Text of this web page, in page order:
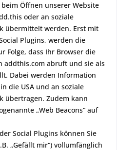
Öffnen unserer Website
oder an soziale
übermittelt werden. Erst mit
Plugins, werden die
Folge, dass Ihr Browser die
addthis.com abruft und sie als
Dabei werden Information
die USA und an soziale
übertragen. Zudem kann
„Web Beacons“ auf
Social Plugins können Sie
„Gefällt mir“) vollumfänglich